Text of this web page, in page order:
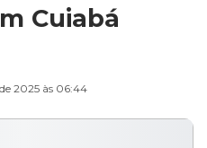
Cuiabá
2025 às 06:44